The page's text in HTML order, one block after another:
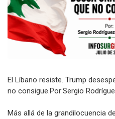
El Líbano resiste. Trump
no consigue.Por:Sergio
Más allá de la grandilocuencia